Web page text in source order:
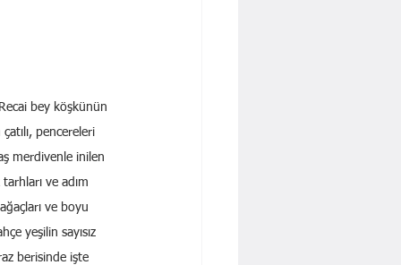
bey köşkünün
pencereleri
merdivenle inilen
ve adım
ve boyu
yeşilin sayısız
berisinde işte